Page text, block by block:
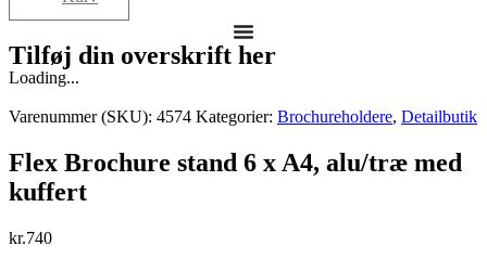
Tilføj din overskrift her
Loading...
Varenummer (SKU): 4574 Kategorier: Brochureholdere, Detailbutik
Flex Brochure stand 6 x A4, alu/træ med
kuffert
kr.740